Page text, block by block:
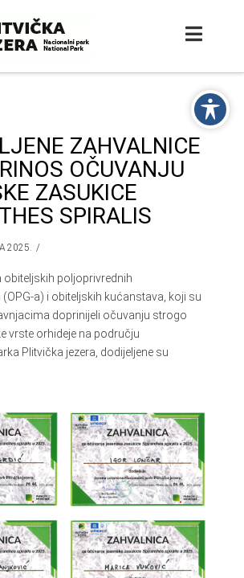
ZAHVALNICE
OČUVANJU
ZASUKICE
SPIRALIS
2025.
obiteljskih poljoprivrednih
a) i obiteljskih kućanstava, koji su
doprinijeli očuvanju strogo
vrste orhideje na području
Plitvička jezera, dodijeljene su